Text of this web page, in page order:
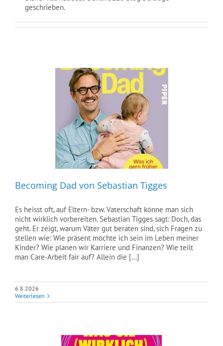
geschrieben.
Becoming Dad von Sebastian Tigges
Es heisst oft, auf Eltern- bzw. Vaterschaft könne man sich
nicht wirklich vorbereiten. Sebastian Tigges sagt: Doch, das
geht. Er zeigt, warum Väter gut beraten sind, sich Fragen zu
stellen wie: Wie präsent möchte ich sein im Leben meiner
Kinder? Wie planen wir Karriere und Finanzen? Wie teilt
man Care-Arbeit fair auf? Allein die [...]
6.8.2026
Weiterlesen